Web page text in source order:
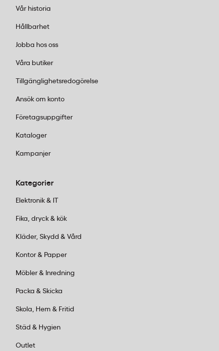
Vår historia
Hållbarhet
Jobba hos oss
Våra butiker
Tillgänglighetsredogörelse
Ansök om konto
Företagsuppgifter
Kataloger
Kampanjer
Kategorier
Elektronik & IT
Fika, dryck & kök
Kläder, Skydd & Vård
Kontor & Papper
Möbler & Inredning
Packa & Skicka
Skola, Hem & Fritid
Städ & Hygien
Outlet